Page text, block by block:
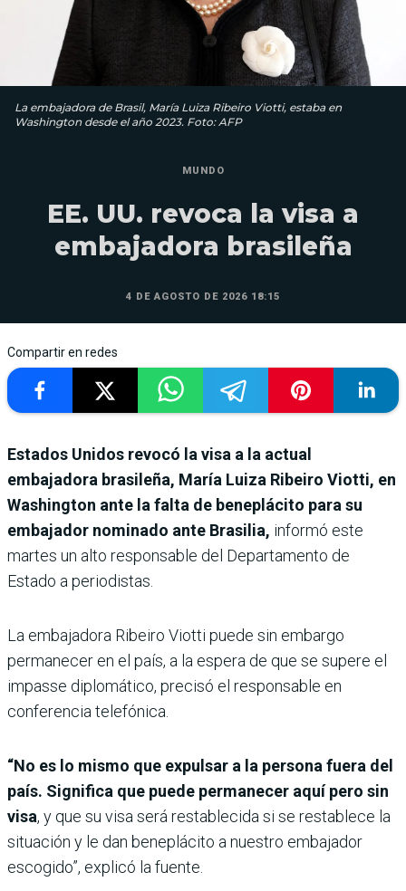
La embajadora de Brasil, María Luiza Ribeiro Viotti, estaba en
Washington desde el año 2023. Foto: AFP
MUNDO
EE. UU. revoca la visa a
embajadora brasileña
4 DE AGOSTO DE 2026 18:15
Compartir en redes
Estados Unidos revocó la visa a la actual
embajadora brasileña, María Luiza Ribeiro Viotti, en
Washington ante la falta de beneplácito para su
embajador nominado ante Brasilia, informó este
martes un alto responsable del Departamento de
Estado a periodistas.
La embajadora Ribeiro Viotti puede sin embargo
permanecer en el país, a la espera de que se supere el
impasse diplomático, precisó el responsable en
conferencia telefónica.
“No es lo mismo que expulsar a la persona fuera del
país. Significa que puede permanecer aquí pero sin
visa, y que su visa será restablecida si se restablece la
situación y le dan beneplácito a nuestro embajador
escogido”, explicó la fuente.